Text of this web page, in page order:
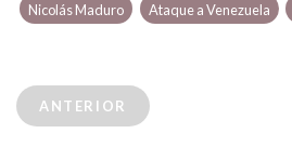
Nicolás Maduro Ataque a Venezuela
ANTERIOR